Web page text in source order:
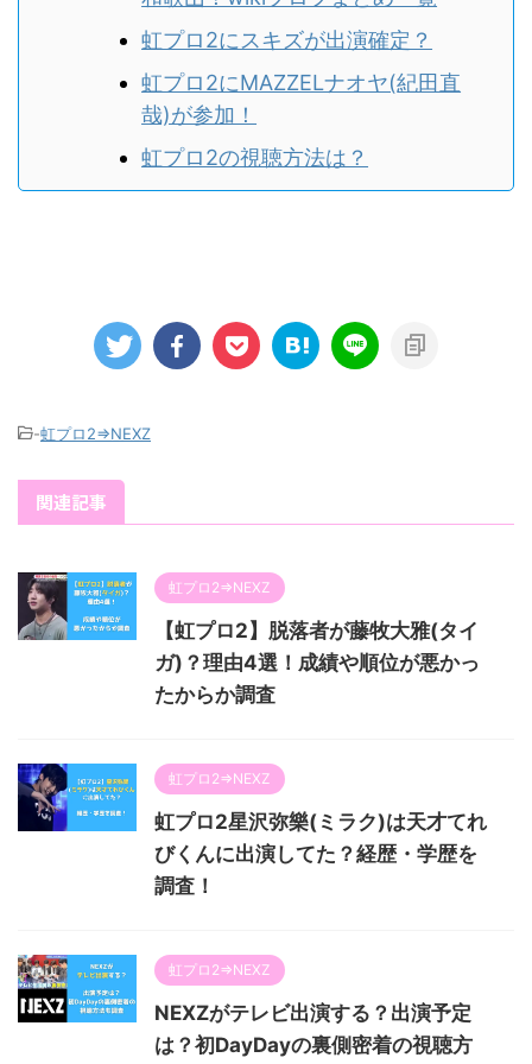
虹プロ2にスキズが出演確定？
虹プロ2にMAZZELナオヤ(紀田直
哉)が参加！
虹プロ2の視聴方法は？
-虹プロ2⇒NEXZ
関連記事
虹プロ2⇒NEXZ
【虹プロ2】脱落者が藤牧大雅(タイ
ガ)？理由4選！成績や順位が悪かっ
たからか調査
虹プロ2⇒NEXZ
虹プロ2星沢弥樂(ミラク)は天才てれ
びくんに出演してた？経歴・学歴を
調査！
虹プロ2⇒NEXZ
NEXZがテレビ出演する？出演予定
は？初DayDayの裏側密着の視聴方